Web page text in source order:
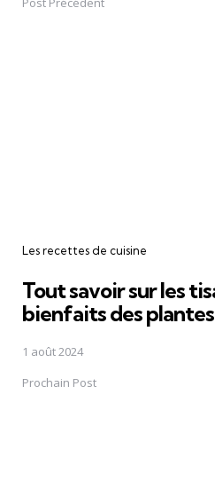
Les recettes de cuisine
Tout savoir sur les
bienfaits des plantes
1 août 2024
Prochain Post